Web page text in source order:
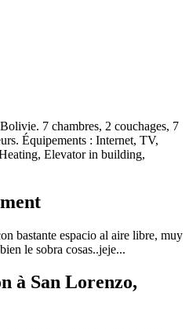
7 chambres, 2 couchages, 7
Équipements : Internet, TV,
Elevator in building,
bastante espacio al aire libre, muy
le sobra cosas..jeje...
à San Lorenzo,